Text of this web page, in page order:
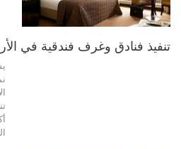
تنفيذ فنادق وغرف فندقية في الأردن |